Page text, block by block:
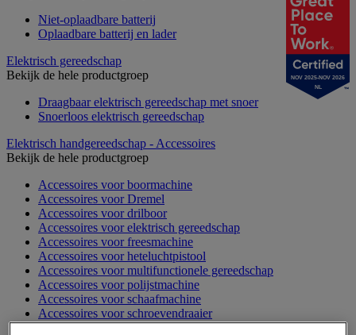
Niet-oplaadbare batterij
Oplaadbare batterij en lader
Elektrisch gereedschap
Bekijk de hele productgroep
Draagbaar elektrisch gereedschap met snoer
Snoerloos elektrisch gereedschap
Elektrisch handgereedschap - Accessoires
Bekijk de hele productgroep
Accessoires voor boormachine
Accessoires voor Dremel
Accessoires voor drilboor
Accessoires voor elektrisch gereedschap
Accessoires voor freesmachine
Accessoires voor heteluchtpistool
Accessoires voor multifunctionele gereedschap
Accessoires voor polijstmachine
Accessoires voor schaafmachine
Accessoires voor schroevendraaier
Accessoires voor schuurmachine
NOV 2025-NOV 2026
NL